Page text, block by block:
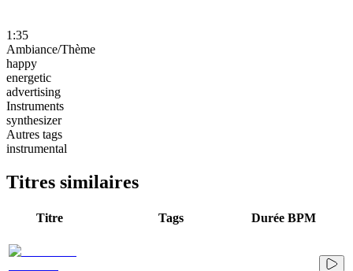
1:35
Ambiance/Thème
happy
energetic
advertising
Instruments
synthesizer
Autres tags
instrumental
Titres similaires
Titre Tags Durée BPM